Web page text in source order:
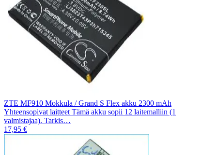
ZTE MF910 Mokkula / Grand S Flex akku 2300 mAh
Yhteensopivat laitteet Tämä akku sopii 12 laitemalliin (1
valmistajaa). Tarkis…
17,95 €